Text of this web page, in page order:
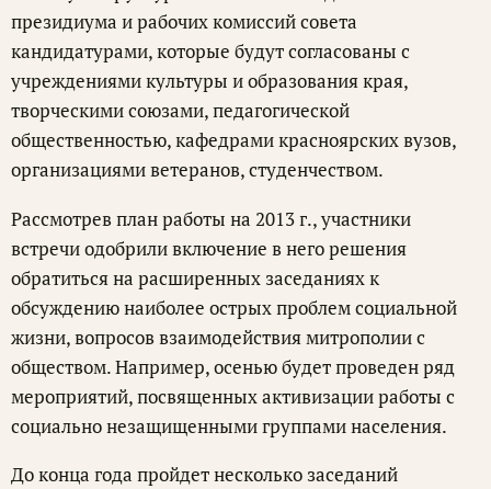
президиума и рабочих комиссий совета
кандидатурами, которые будут согласованы с
учреждениями культуры и образования края,
творческими союзами, педагогической
общественностью, кафедрами красноярских вузов,
организациями ветеранов, студенчеством.
Рассмотрев план работы на 2013 г., участники
встречи одобрили включение в него решения
обратиться на расширенных заседаниях к
обсуждению наиболее острых проблем социальной
жизни, вопросов взаимодействия митрополии с
обществом. Например, осенью будет проведен ряд
мероприятий, посвященных активизации работы с
социально незащищенными группами населения.
До конца года пройдет несколько заседаний